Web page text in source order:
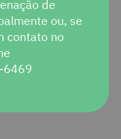
de
ou, se
contato no
6469